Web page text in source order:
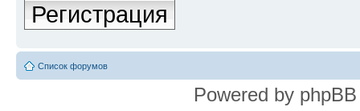
Регистрация
Список форумов
Powered by